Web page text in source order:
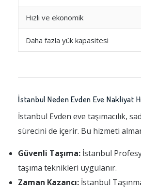
Hızlı ve ekonomik
Daha fazla yük kapasitesi
İstanbul Neden Evden Eve Nakliyat
İstanbul Evden eve taşımacılık,
sürecini de içerir. Bu hizmeti
Güvenli Taşıma: İstanbul
taşıma teknikleri uygulanır.
Zaman Kazancı: İstanbul